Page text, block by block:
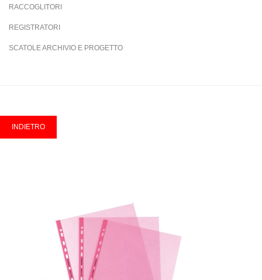
RACCOGLITORI
REGISTRATORI
SCATOLE ARCHIVIO E PROGETTO